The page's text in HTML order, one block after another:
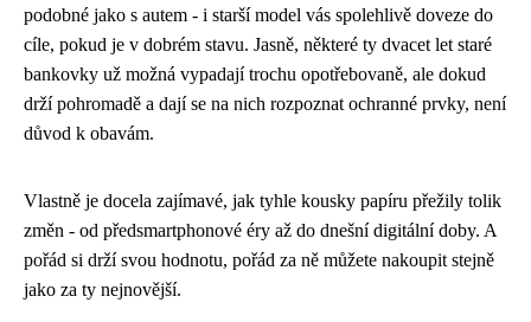
podobné jako s autem - i starší model vás spolehlivě doveze do
cíle, pokud je v dobrém stavu. Jasně, některé ty dvacet let staré
bankovky už možná vypadají trochu opotřebovaně, ale dokud
drží pohromadě a dají se na nich rozpoznat ochranné prvky, není
důvod k obavám.
Vlastně je docela zajímavé, jak tyhle kousky papíru přežily tolik
změn - od předsmartphonové éry až do dnešní digitální doby. A
pořád si drží svou hodnotu, pořád za ně můžete nakoupit stejně
jako za ty nejnovější.